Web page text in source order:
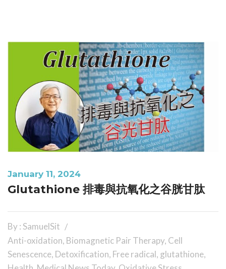
January 11, 2024
Glutathione 排毒與抗氧化之谷胱甘肽
By : SamuelSit
Anti-oxidation, Biomagnetic Pair Therapy, Cell
Senescence, Detoxification, Free radical, glutathione,